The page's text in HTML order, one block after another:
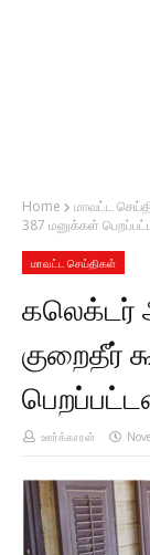
Home மாவட்ட
387 மனுக்கள்
மாவட்ட செய்திகள்
கலெக்டர்
குறைதீர்
ஊர்க்காரன்